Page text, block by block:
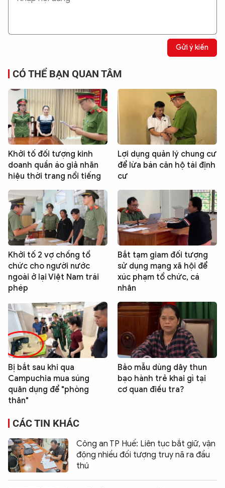
Gửi ý kiến
CÓ THỂ BẠN QUAN TÂM
Khởi tố đối tượng kinh
doanh quần áo giả nhãn
hiệu thời trang nổi tiếng
Lợi dụng quản lý chung cư
để lừa bán căn hộ tái định
cư
Khởi tố 2 vợ chồng tổ
chức cho người nước
ngoài ở lại Việt Nam trái
phép
Bắt tạm giam đối tượng
sử dụng mạng xã hội để
xúc phạm tổ chức, cá
nhân
Bị bắt sau khi qua
Campuchia mua súng
quân dụng để "phòng
thân"
Bảo mẫu dùng dây thun
bạo hành trẻ khai gì tại
cơ quan điều tra?
CÁC TIN KHÁC
Công an TP Huế: Liên tục bắt giữ, vận
động nhiều đối tượng truy nã ra đầu
thú